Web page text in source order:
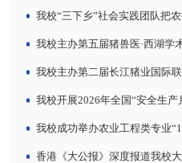
我校“三下乡”社会实践团队把
我校主办第五届猪兽医·西湖学
我校主办第二届长江猪业国际
我校开展2026年全国“安全生
我校成功举办农业工程类专业
香港《大公报》深度报道我校